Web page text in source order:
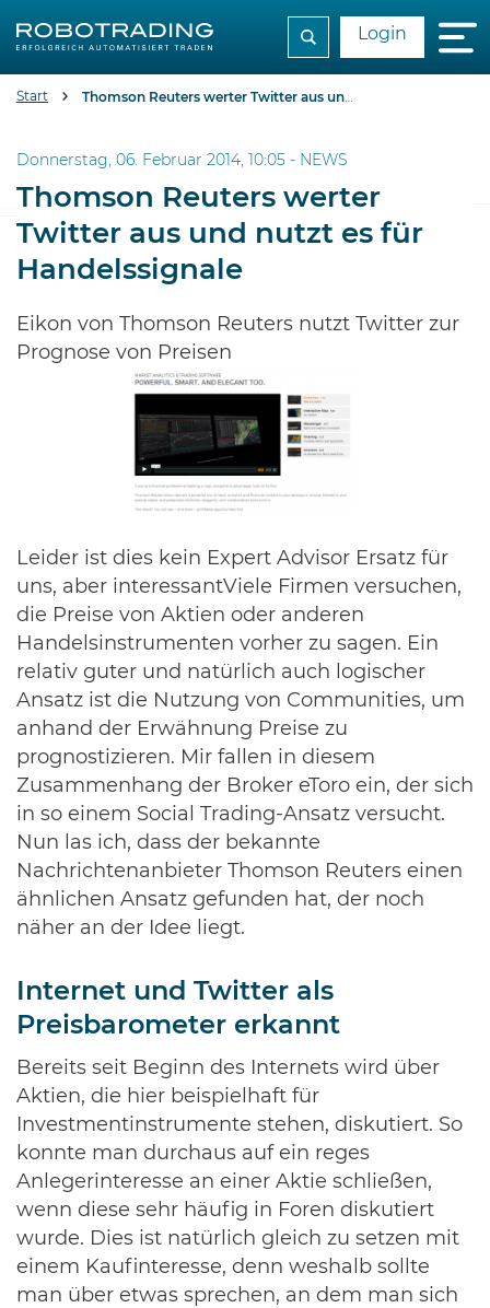
Login
Start Thomson Reuters werter Twitter aus und nutzt es für Handelssignale
Donnerstag, 06. Februar 2014, 10:05 - NEWS
Thomson Reuters werter
Twitter aus und nutzt es für
Handelssignale
Eikon von Thomson Reuters nutzt Twitter zur
Prognose von Preisen
Leider ist dies kein Expert Advisor Ersatz für
uns, aber interessantViele Firmen versuchen,
die Preise von Aktien oder anderen
Handelsinstrumenten vorher zu sagen. Ein
relativ guter und natürlich auch logischer
Ansatz ist die Nutzung von Communities, um
anhand der Erwähnung Preise zu
prognostizieren. Mir fallen in diesem
Zusammenhang der Broker eToro ein, der sich
in so einem Social Trading-Ansatz versucht.
Nun las ich, dass der bekannte
Nachrichtenanbieter Thomson Reuters einen
ähnlichen Ansatz gefunden hat, der noch
näher an der Idee liegt.
Internet und Twitter als
Preisbarometer erkannt
Bereits seit Beginn des Internets wird über
Aktien, die hier beispielhaft für
Investmentinstrumente stehen, diskutiert. So
konnte man durchaus auf ein reges
Anlegerinteresse an einer Aktie schließen,
wenn diese sehr häufig in Foren diskutiert
wurde. Dies ist natürlich gleich zu setzen mit
einem Kaufinteresse, denn weshalb sollte
man über etwas sprechen, an dem man sich